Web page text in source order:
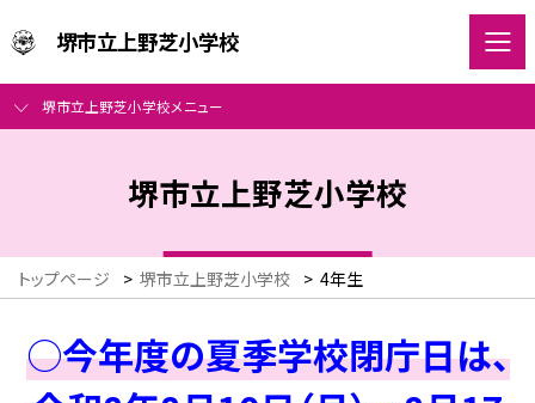
堺市立上野芝小学校
堺市立上野芝小学校メニュー
堺市立上野芝小学校
トップページ > 堺市立上野芝小学校 > 4年生
○今年度の夏季学校閉庁日は、